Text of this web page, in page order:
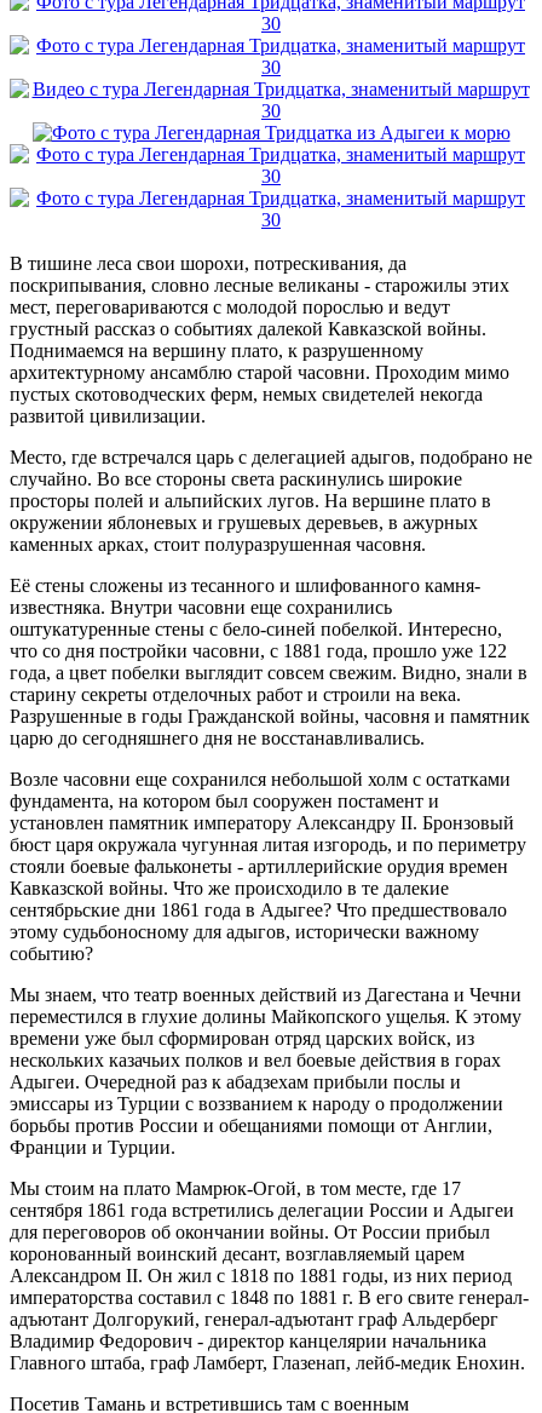
В тишине леса свои шорохи, потрескивания, да
поскрипывания, словно лесные великаны - старожилы этих
мест, переговариваются с молодой порослью и ведут
грустный рассказ о событиях далекой Кавказской войны.
Поднимаемся на вершину плато, к разрушенному
архитектурному ансамблю старой часовни. Проходим мимо
пустых скотоводческих ферм, немых свидетелей некогда
развитой цивилизации.
Место, где встречался царь с делегацией адыгов, подобрано не
случайно. Во все стороны света раскинулись широкие
просторы полей и альпийских лугов. На вершине плато в
окружении яблоневых и грушевых деревьев, в ажурных
каменных арках, стоит полуразрушенная часовня.
Её стены сложены из тесанного и шлифованного камня-
известняка. Внутри часовни еще сохранились
оштукатуренные стены с бело-синей побелкой. Интересно,
что со дня постройки часовни, с 1881 года, прошло уже 122
года, а цвет побелки выглядит совсем свежим. Видно, знали в
старину секреты отделочных работ и строили на века.
Разрушенные в годы Гражданской войны, часовня и памятник
царю до сегодняшнего дня не восстанавливались.
Возле часовни еще сохранился небольшой холм с остатками
фундамента, на котором был сооружен постамент и
установлен памятник императору Александру II. Бронзовый
бюст царя окружала чугунная литая изгородь, и по периметру
стояли боевые фальконеты - артиллерийские орудия времен
Кавказской войны. Что же происходило в те далекие
сентябрьские дни 1861 года в Адыгее? Что предшествовало
этому судьбоносному для адыгов, исторически важному
событию?
Мы знаем, что театр военных действий из Дагестана и Чечни
переместился в глухие долины Майкопского ущелья. К этому
времени уже был сформирован отряд царских войск, из
нескольких казачьих полков и вел боевые действия в горах
Адыгеи. Очередной раз к абадзехам прибыли послы и
эмиссары из Турции с воззванием к народу о продолжении
борьбы против России и обещаниями помощи от Англии,
Франции и Турции.
Мы стоим на плато Мамрюк-Огой, в том месте, где 17
сентября 1861 года встретились делегации России и Адыгеи
для переговоров об окончании войны. От России прибыл
коронованный воинский десант, возглавляемый царем
Александром II. Он жил с 1818 по 1881 годы, из них период
императорства составил с 1848 по 1881 г. В его свите генерал-
адъютант Долгорукий, генерал-адъютант граф Альдерберг
Владимир Федорович - директор канцелярии начальника
Главного штаба, граф Ламберт, Глазенап, лейб-медик Енохин.
Посетив Тамань и встретившись там с военным